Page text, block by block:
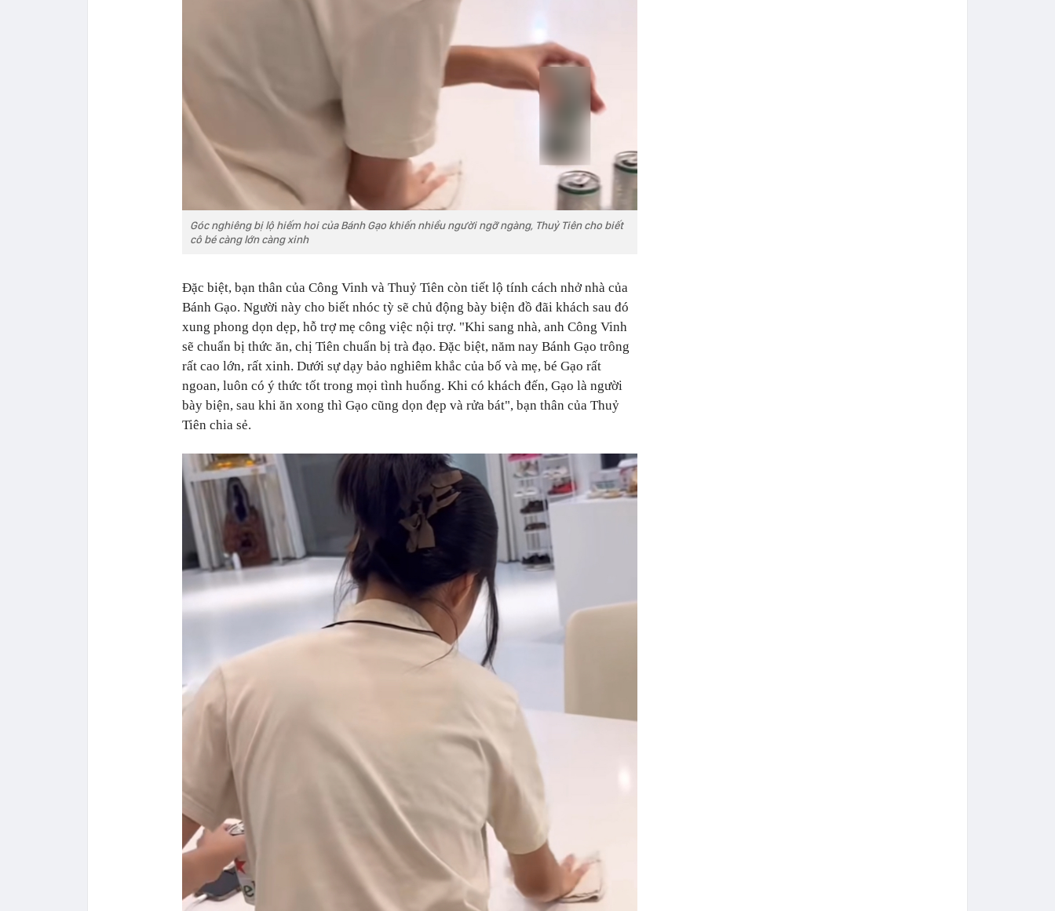
Góc nghiêng bị lộ hiếm hoi của Bánh Gạo khiến nhiều người ngỡ ngàng, Thuỷ Tiên cho biết
cô bé càng lớn càng xinh
Đặc biệt, bạn thân của Công Vinh và Thuỷ Tiên còn tiết lộ tính cách nhở nhà của
Bánh Gạo. Người này cho biết nhóc tỳ sẽ chủ động bày biện đồ đãi khách sau đó
xung phong dọn dẹp, hỗ trợ mẹ công việc nội trợ. "Khi sang nhà, anh Công Vinh
sẽ chuẩn bị thức ăn, chị Tiên chuẩn bị trà đạo. Đặc biệt, năm nay Bánh Gạo trông
rất cao lớn, rất xinh. Dưới sự dạy bảo nghiêm khắc của bố và mẹ, bé Gạo rất
ngoan, luôn có ý thức tốt trong mọi tình huống. Khi có khách đến, Gạo là người
bày biện, sau khi ăn xong thì Gạo cũng dọn đẹp và rửa bát", bạn thân của Thuỷ
Tiên chia sẻ.